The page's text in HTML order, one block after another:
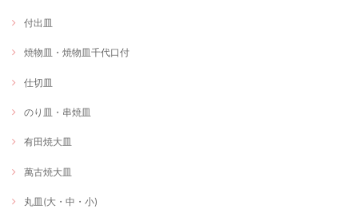
付出皿
焼物皿・焼物皿千代口付
仕切皿
のり皿・串焼皿
有田焼大皿
萬古焼大皿
丸皿(大・中・小)